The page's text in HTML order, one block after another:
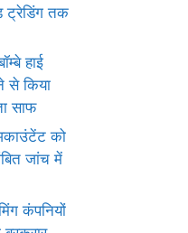
ट्रेडिंग तक
हाई
से किया
साफ
को
जांच में
कंपनियों